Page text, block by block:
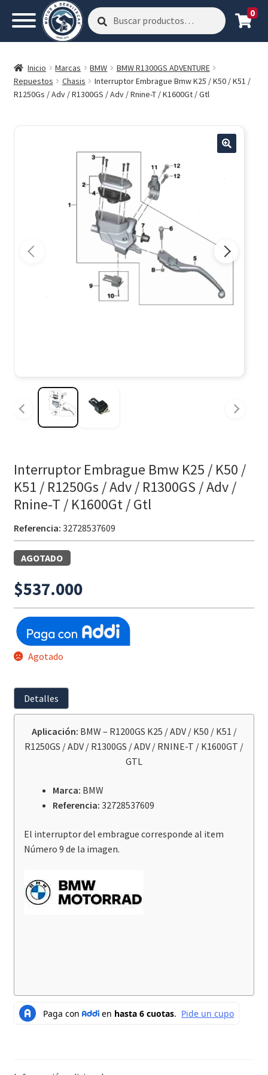
Buscar
por:
Buscar 0
Inicio Marcas BMW
BMW R1300GS ADVENTURE
Repuestos
Chasis
Interruptor Embrague Bmw K25 / K50 / K51 /
R1250Gs / Adv / R1300GS / Adv / Rnine-T / K1600Gt / Gtl
Interruptor Embrague Bmw K25 / K50 /
K51 / R1250Gs / Adv / R1300GS / Adv /
Rnine-T / K1600Gt / Gtl
Referencia: 32728537609
AGOTADO
$537.000
Agotado
Detalles
Aplicación: BMW – R1200GS K25 / ADV / K50 / K51 /
R1250GS / ADV / R1300GS / ADV / RNINE-T / K1600GT /
GTL
Marca: BMW
Referencia: 32728537609
El interruptor del embrague corresponde al item
Número 9 de la imagen.